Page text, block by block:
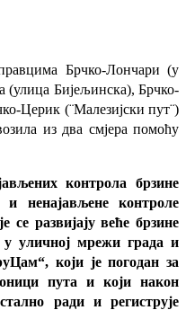
Брчко-Лончари (у
(улица Бијељинска), Брчко-
Церик (¨Малезијски пут¨)
из два смјера помоћу
контрола брзине
ненајављене контроле
се развијају веће брзине
у уличној мрежи града и
који је погодан за
пута и који након
ради и региструје